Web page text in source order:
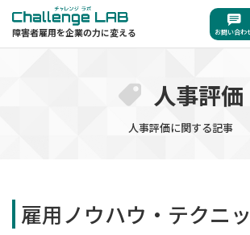
障害者雇用を企業の力に変える お問い合わ
人事評価
人事評価に関する記事
雇用ノウハウ・テクニ